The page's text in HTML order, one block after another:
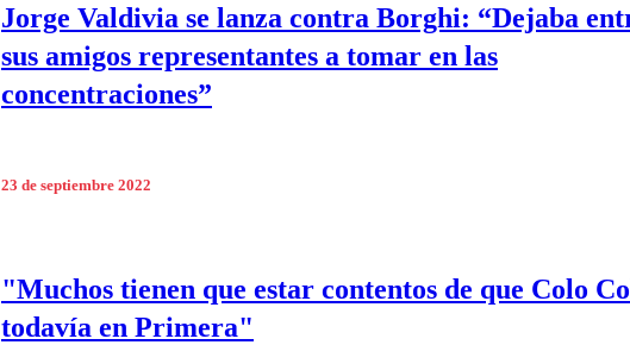
Jorge Valdivia se lanza contra Borghi: “Dejaba
sus amigos representantes a tomar en las
concentraciones”
23 de septiembre 2022
"Muchos tienen que estar contentos de que Colo
todavía en Primera"